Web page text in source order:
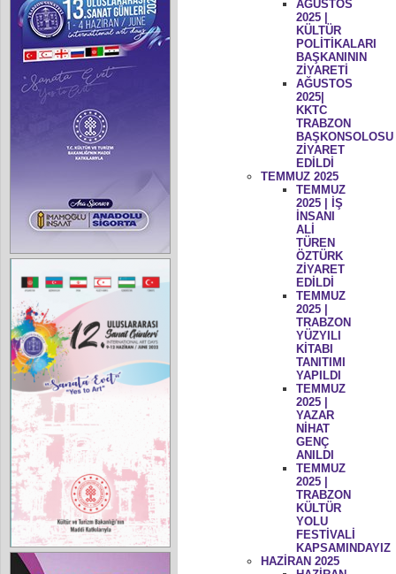
AĞUSTOS
2025 |
KÜLTÜR
POLİTİKALARI
BAŞKANININ
ZİYARETİ
AĞUSTOS
2025|
KKTC
TRABZON
BAŞKONSOLOSU
ZİYARET
EDİLDİ
TEMMUZ 2025
TEMMUZ
2025 | İŞ
İNSANI
ALİ
TÜREN
ÖZTÜRK
ZİYARET
EDİLDİ
TEMMUZ
2025 |
TRABZON
YÜZYILI
KİTABI
TANITIMI
YAPILDI
TEMMUZ
2025 |
YAZAR
NİHAT
GENÇ
ANILDI
TEMMUZ
2025 |
TRABZON
KÜLTÜR
YOLU
FESTİVALİ
KAPSAMINDAYIZ
HAZİRAN 2025